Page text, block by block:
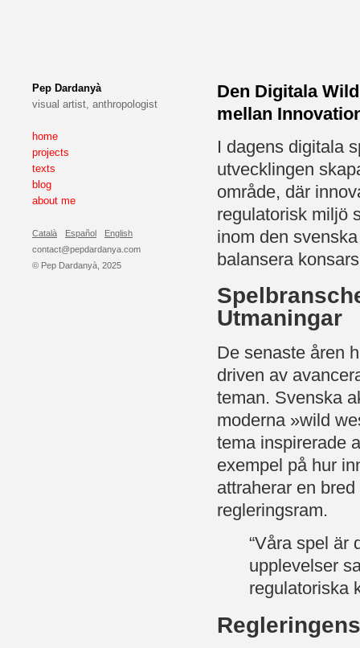
Pep Dardanyà
visual artist, anthropologist
home
projects
texts
blog
about me
Català Español
English
contact@pepdardanya.com
© Pep Dardanyà, 2025
Den Digitala
mellan
I dagens digitala
utvecklingen
område, där
regulatorisk miljö
inom den
balansera
Utmaningar
De senaste åren
driven av
teman. Svenska
moderna »wild
tema inspirerade
exempel på hur
attraherar en
regleringsram.
“Våra spel är
upplevelser
regulatoriska